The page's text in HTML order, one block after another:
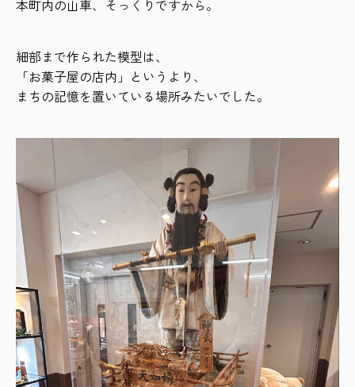
本町内の山車、そっくりですから。
細部まで作られた模型は、
「お菓子屋の店内」というより、
まちの記憶を置いている場所みたいでした。